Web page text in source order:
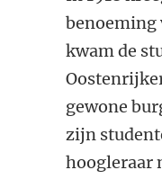
benoeming
kwam de
gewone
zijn
hoogleraar